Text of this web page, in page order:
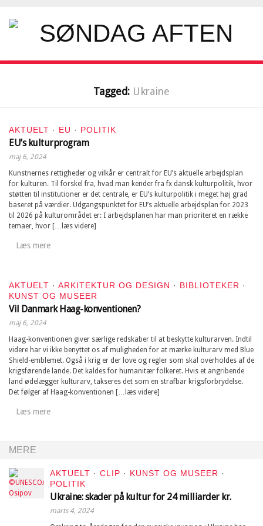
Tagged: Ukraine
AKTUELT · EU · POLITIK
EU’s kulturprogram
maj 6, 2024
Kunstnernes rettigheder og vilkår er centralt for EU’s aktuelle arbejdsplan
for kulturen. Til forskel fra, hvad man kender fra fx dansk kulturpolitik, hvor
støtten til institutioner er det centrale, er EU’s kulturpolitik i meget høj grad
baseret på værdier. Udgangspunktet for EU’s aktuelle arbejdsplan for 2023
til 2026 på kulturområdet er: I arbejdsplanen har man prioriteret en række
temaer, hvor […læs videre]
Læs mere
AKTUELT · ARKITEKTUR OG DESIGN · BIBLIOTEKER ·
KUNST OG MUSEER
Vil Danmark Haag-konventionen?
maj 6, 2024
Haag-konventionen giver særlige redskaber til at beskytte kulturarven. Indtil
videre har vi ikke benyttet os af muligheden for at mærke kulturarv med Blue
Shield-emblemet. Også i krig er der love og regler som skal overholdes af de
krigsførende lande. Det kaldes for humanitær folkeret. Hvis et angribende
land ødelægger kulturarv, takseres det som en strafbar krigsforbrydelse.
Det følger af Haag-konventionen […læs videre]
Læs mere
MERE
AKTUELT · CLIP · KUNST OG MUSEER ·
POLITIK
Ukraine: skader på kultur for 24 milliarder kr.
marts 4, 2024